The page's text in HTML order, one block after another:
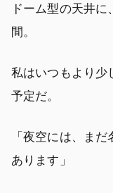
ドーム型の天井
間。
私はいつもより少
予定だ。
「夜空には、ま
あります」